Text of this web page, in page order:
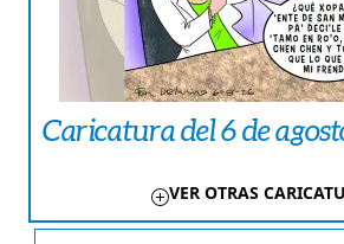
Caricatura del 6 de
VER OTRAS